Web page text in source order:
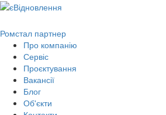
Ромстал партнер
Про компанію
Сервіс
Проєктування
Вакансії
Блог
Об'єкти